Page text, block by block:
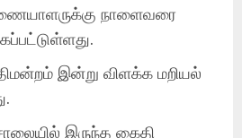
நாளைவரை
இன்று விளக்க மறியல்
இருந்த கைதி